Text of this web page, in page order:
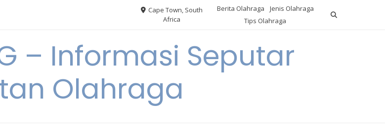
Cape Town, South
Africa
Berita Olahraga
Jenis Olahraga
Tips Olahraga
– Informasi Seputar
Olahraga